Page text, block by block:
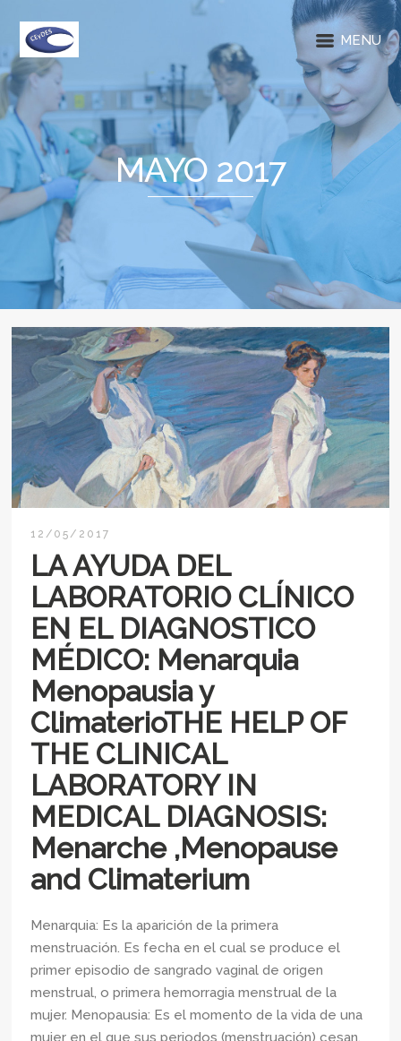
MENU
MAYO 2017
12/05/2017
LA AYUDA DEL
LABORATORIO CLÍNICO
EN EL DIAGNOSTICO
MÉDICO: Menarquia
Menopausia y
ClimaterioTHE HELP OF
THE CLINICAL
LABORATORY IN
MEDICAL DIAGNOSIS:
Menarche ,Menopause
and Climaterium
Menarquia: Es la aparición de la primera
menstruación. Es fecha en el cual se produce el
primer episodio de sangrado vaginal de origen
menstrual, o primera hemorragia menstrual de la
mujer. Menopausia: Es el momento de la vida de una
mujer en el que sus periodos (menstruación) cesan.